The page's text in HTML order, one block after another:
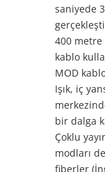
saniyede
400 metre
kablo
MOD
Işık, iç
bir dalga
Çoklu
modları
fiberler